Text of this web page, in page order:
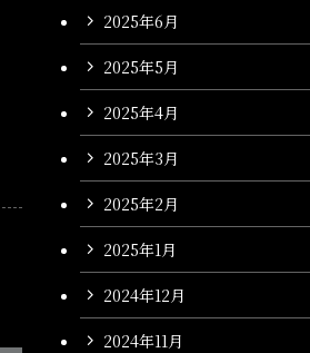
2025年6月
2025年5月
2025年4月
2025年3月
2025年2月
2025年1月
2024年12月
2024年11月